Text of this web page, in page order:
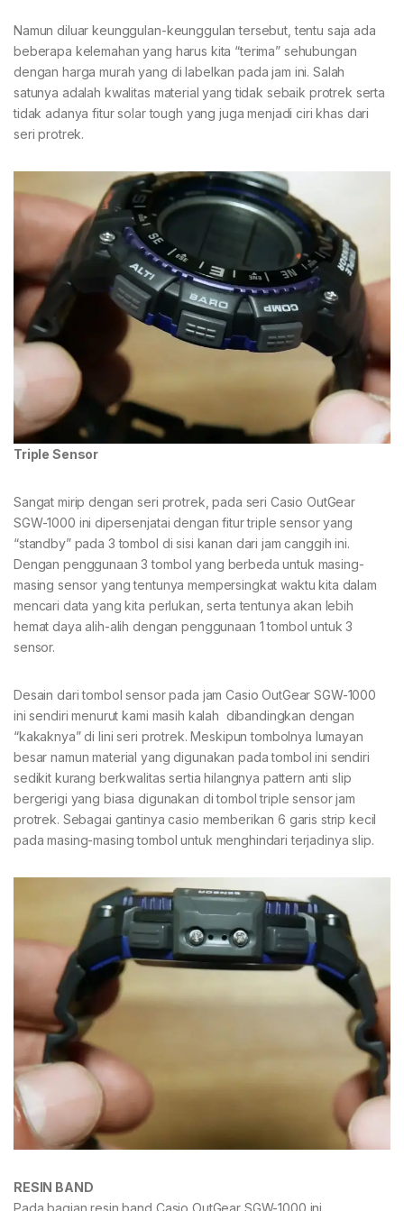
Namun diluar keunggulan-keunggulan tersebut, tentu saja ada
beberapa kelemahan yang harus kita “terima” sehubungan
dengan harga murah yang di labelkan pada jam ini. Salah
satunya adalah kwalitas material yang tidak sebaik protrek serta
tidak adanya fitur solar tough yang juga menjadi ciri khas dari
seri protrek.
Triple Sensor
Sangat mirip dengan seri protrek, pada seri Casio OutGear
SGW-1000 ini dipersenjatai dengan fitur triple sensor yang
“standby” pada 3 tombol di sisi kanan dari jam canggih ini.
Dengan penggunaan 3 tombol yang berbeda untuk masing-
masing sensor yang tentunya mempersingkat waktu kita dalam
mencari data yang kita perlukan, serta tentunya akan lebih
hemat daya alih-alih dengan penggunaan 1 tombol untuk 3
sensor.
Desain dari tombol sensor pada jam Casio OutGear SGW-1000
ini sendiri menurut kami masih kalah dibandingkan dengan
“kakaknya” di lini seri protrek. Meskipun tombolnya lumayan
besar namun material yang digunakan pada tombol ini sendiri
sedikit kurang berkwalitas sertia hilangnya pattern anti slip
bergerigi yang biasa digunakan di tombol triple sensor jam
protrek. Sebagai gantinya casio memberikan 6 garis strip kecil
pada masing-masing tombol untuk menghindari terjadinya slip.
RESIN BAND
Pada bagian resin band Casio OutGear SGW-1000 ini